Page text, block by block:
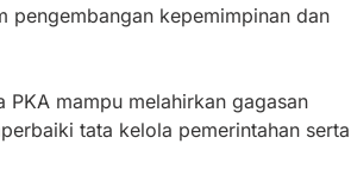
pengembangan kepemimpinan dan
mampu melahirkan gagasan
tata kelola pemerintahan serta